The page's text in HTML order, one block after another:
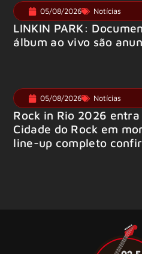
05/08/2026 Notícias
LINKIN PARK:
álbum ao vivo são
05/08/2026 Notícias
Rock in Rio 2026
Cidade do Rock em
line-up completo